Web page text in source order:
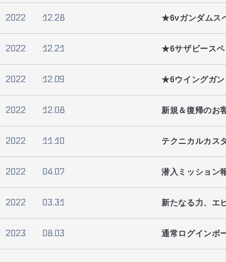
2022 12.28 ★6νガンダムス
2022 12.21 ★6サザビースペ
2022 12.09 ★6ウイングガン
2022 12.08 新規＆復帰のお
2022 11.10 テクニカルカス
2022 04.07 潜入ミッション
2022 03.31 新たなる力、エ
2023 08.03 通常ログインボ